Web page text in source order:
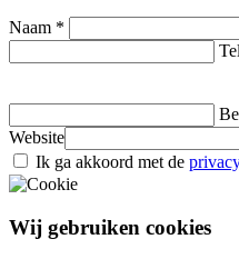
Naam *
Website
Ik ga akkoord met de
Wij gebruiken cookies